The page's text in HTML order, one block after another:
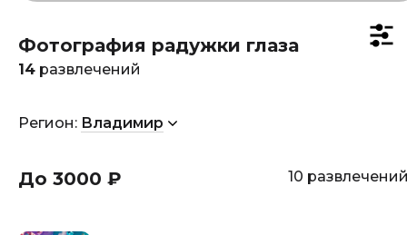
Фотография радужки глаза
14 развлечений
Регион: Владимир
До 3000 ₽ 10